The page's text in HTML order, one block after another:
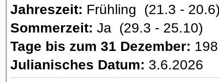
Jahreszeit: Frühling (21.3 -
Sommerzeit: Ja (29.3 - 25.10)
Tage bis zum 31 Dezember: 198
Julianisches Datum: 3.6.2026